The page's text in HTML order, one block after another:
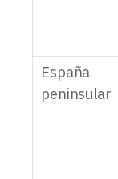
España
peninsular